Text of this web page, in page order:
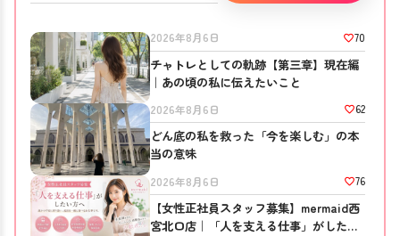
2026年8月6日 70
チャトレとしての軌跡【第三章】現在編
｜あの頃の私に伝えたいこと
2026年8月6日 62
どん底の私を救った「今を楽しむ」の本
当の意味
2026年8月6日 76
【女性正社員スタッフ募集】mermaid西
宮北口店｜「人を支える仕事」がしたい